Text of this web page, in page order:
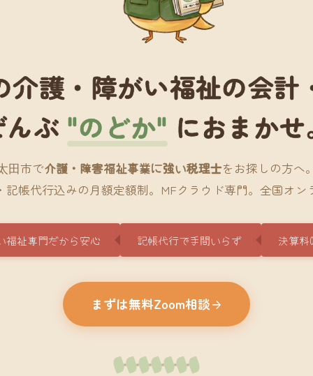
介護・障がい福祉の会計
ぶ "のどか" におまかせ
田市で介護・障害福祉事業に強い税理士をお探しの方へ。
記帳代行込みの月額定額制。MFクラウド専門。全国オン
福祉専門だから安心 記帳代行で手間いらず 決算料
まずは無料Zoom相談